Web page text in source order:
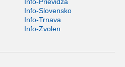
Info-Slovensko
Info-Trnava
Info-Zvolen